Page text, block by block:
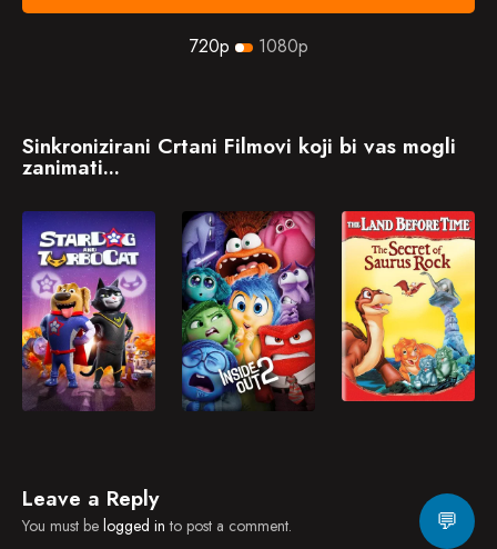
720p 1080p
Sinkronizirani Crtani Filmovi koji bi vas mogli
zanimati...
Leave a Reply
You must be logged in to post a comment. 💬